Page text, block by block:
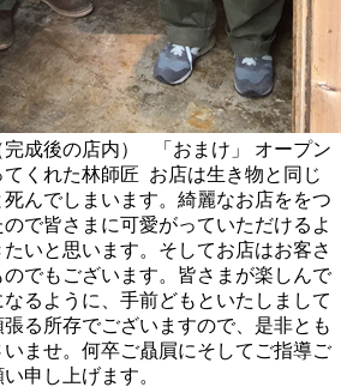
完成後の店内）
「おまけ」 オープン
くれた林師匠 お店は生き物と同じ
んでしまいます。綺麗なお店ををつ
で皆さまに可愛がっていただけるよ
いと思います。そしてお店はお客さ
でもございます。皆さまが楽しんで
るように、手前どもといたしまして
る所存でございますので、是非とも
ませ。何卒ご贔屓にそしてご指導ご
申し上げます。